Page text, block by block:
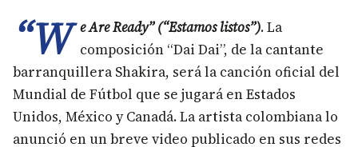
“W e Are Ready” (“Estamos listos”). La
composición “Dai Dai”, de la cantante
barranquillera Shakira, será la canción oficial del
Mundial de Fútbol que se jugará en Estados
Unidos, México y Canadá. La artista colombiana lo
anunció en un breve video publicado en sus redes